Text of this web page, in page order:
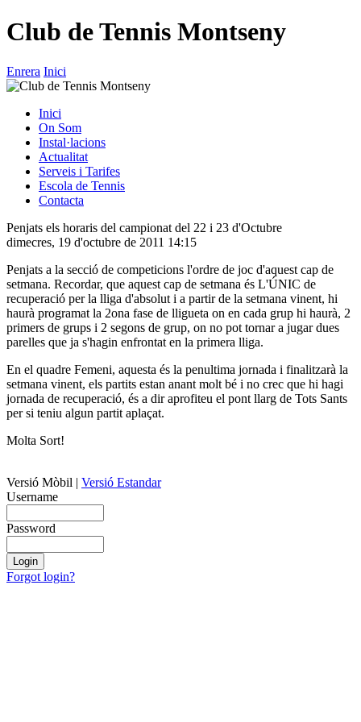
Club de Tennis Montseny
Enrera Inici
Inici
On Som
Instal·lacions
Actualitat
Serveis i Tarifes
Escola de Tennis
Contacta
Penjats els horaris del campionat del 22 i 23 d'Octubre
dimecres, 19 d'octubre de 2011 14:15
Penjats a la secció de competicions l'ordre de joc d'aquest cap de
setmana. Recordar, que aquest cap de setmana és L'ÚNIC de
recuperació per la lliga d'absolut i a partir de la setmana vinent, hi
haurà programat la 2ona fase de lligueta on en cada grup hi haurà, 2
primers de grups i 2 segons de grup, on no pot tornar a jugar dues
parelles que ja s'hagin enfrontat en la primera lliga.
En el quadre Femeni, aquesta és la penultima jornada i finalitzarà la
setmana vinent, els partits estan anant molt bé i no crec que hi hagi
jornada de recuperació, és a dir aprofiteu el pont llarg de Tots Sants
per si teniu algun partit aplaçat.
Molta Sort!
Versió Mòbil | Versió Estandar
Username
Password
Forgot login?